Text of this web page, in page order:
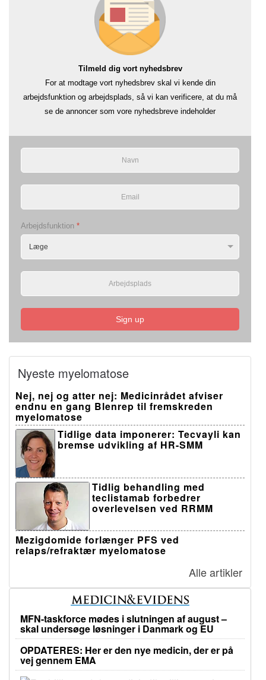
Tilmeld dig vort nyhedsbrev
For at modtage vort nyhedsbrev skal vi kende din
arbejdsfunktion og arbejdsplads, så vi kan verificere, at du må
se de annoncer som vore nyhedsbreve indeholder
Arbejdsfunktion *
Sign up
Nyeste myelomatose
Nej, nej og atter nej: Medicinrådet afviser
endnu en gang Blenrep til fremskreden
myelomatose
Tidlige data imponerer: Tecvayli kan
bremse udvikling af HR-SMM
Tidlig behandling med
teclistamab forbedrer
overlevelsen ved RRMM
Mezigdomide forlænger PFS ved
relaps/refraktær myelomatose
Alle artikler
MFN-taskforce mødes i slutningen af august –
skal undersøge løsninger i Danmark og EU
OPDATERES: Her er den nye medicin, der er på
vej gennem EMA